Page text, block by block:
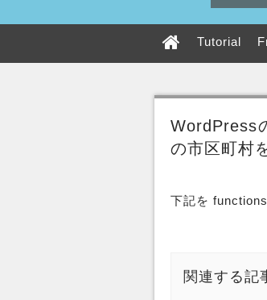
Tutorial
WordPress
の市区町村
下記を
関連する記